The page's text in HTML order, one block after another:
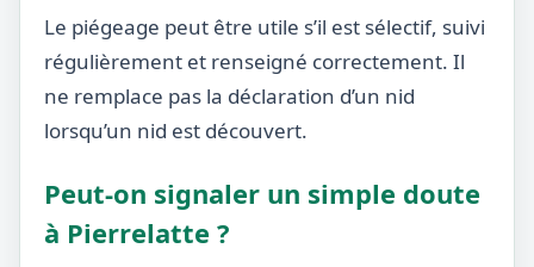
Le piégeage peut être utile s’il est sélectif, suivi
régulièrement et renseigné correctement. Il
ne remplace pas la déclaration d’un nid
lorsqu’un nid est découvert.
Peut-on signaler un simple doute
à Pierrelatte ?